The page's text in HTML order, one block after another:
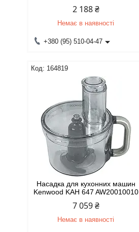
2 188 ₴
Немає в наявності
+380 (95) 510-04-47
164819
Насадка для кухонних машин
Kenwood KAH 647 AW20010010
7 059 ₴
Немає в наявності